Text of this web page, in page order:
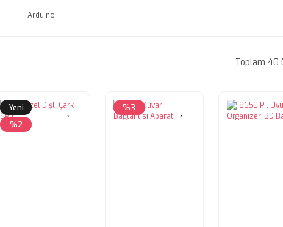
Arduino
Toplam 40
Yeni
%2
%3